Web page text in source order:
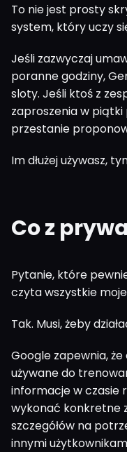
To nie jest prosty
system, który uczy
Jeśli zazwyczaj
poranne godziny,
sloty. Jeśli ktoś z
zaproszenia w piątki
przestanie
Im dłużej używasz,
Co z
Pytanie, które
czyta wszystkie
Tak. Musi, żeby
Google zapewnia,
używane do
informacje w czasie
wykonać konkretne
szczegółów na
innymi